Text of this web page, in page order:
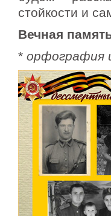
стойкости и
Вечная
* орфография